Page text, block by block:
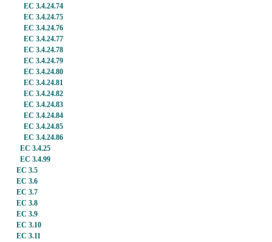
EC 3.4.24.74
EC 3.4.24.75
EC 3.4.24.76
EC 3.4.24.77
EC 3.4.24.78
EC 3.4.24.79
EC 3.4.24.80
EC 3.4.24.81
EC 3.4.24.82
EC 3.4.24.83
EC 3.4.24.84
EC 3.4.24.85
EC 3.4.24.86
EC 3.4.25
EC 3.4.99
EC 3.5
EC 3.6
EC 3.7
EC 3.8
EC 3.9
EC 3.10
EC 3.11